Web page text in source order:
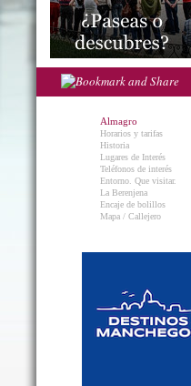
Almagro
Horarios y tarifas
Historia
Lugares de Interés
Teléfonos de interés
Entorno. Que visitar.
La Berenjena
Encaje de bolillos
Mapa / Callejero